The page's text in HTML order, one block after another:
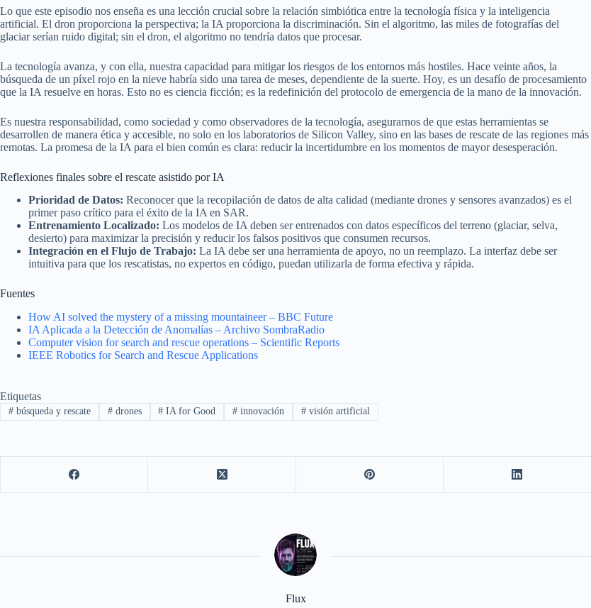
Lo que este episodio nos enseña es una lección crucial sobre la relación simbiótica entre la tecnología física y la inteligencia
artificial. El dron proporciona la perspectiva; la IA proporciona la discriminación. Sin el algoritmo, las miles de fotografías del
glaciar serían ruido digital; sin el dron, el algoritmo no tendría datos que procesar.
La tecnología avanza, y con ella, nuestra capacidad para mitigar los riesgos de los entornos más hostiles. Hace veinte años, la
búsqueda de un píxel rojo en la nieve habría sido una tarea de meses, dependiente de la suerte. Hoy, es un desafío de procesamiento
que la IA resuelve en horas. Esto no es ciencia ficción; es la redefinición del protocolo de emergencia de la mano de la innovación.
Es nuestra responsabilidad, como sociedad y como observadores de la tecnología, asegurarnos de que estas herramientas se
desarrollen de manera ética y accesible, no solo en los laboratorios de Silicon Valley, sino en las bases de rescate de las regiones más
remotas. La promesa de la IA para el bien común es clara: reducir la incertidumbre en los momentos de mayor desesperación.
Reflexiones finales sobre el rescate asistido por IA
Prioridad de Datos: Reconocer que la recopilación de datos de alta calidad (mediante drones y sensores avanzados) es el
primer paso crítico para el éxito de la IA en SAR.
Entrenamiento Localizado: Los modelos de IA deben ser entrenados con datos específicos del terreno (glaciar, selva,
desierto) para maximizar la precisión y reducir los falsos positivos que consumen recursos.
Integración en el Flujo de Trabajo: La IA debe ser una herramienta de apoyo, no un reemplazo. La interfaz debe ser
intuitiva para que los rescatistas, no expertos en código, puedan utilizarla de forma efectiva y rápida.
Fuentes
How AI solved the mystery of a missing mountaineer – BBC Future
IA Aplicada a la Detección de Anomalías – Archivo SombraRadio
Computer vision for search and rescue operations – Scientific Reports
IEEE Robotics for Search and Rescue Applications
Etiquetas
#búsqueda y rescate #drones # IA for Good # innovación # visión artificial
Flux